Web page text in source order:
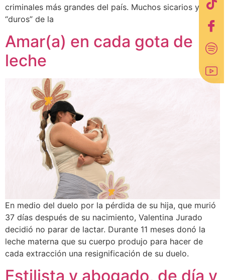
criminales más grandes del país. Muchos sicarios y
“duros” de la
Amar(a) en cada gota de
leche
En medio del duelo por la pérdida de su hija, que murió
37 días después de su nacimiento, Valentina Jurado
decidió no parar de lactar. Durante 11 meses donó la
leche materna que su cuerpo produjo para hacer de
cada extracción una resignificación de su duelo.
Estilista y abogado, de día y